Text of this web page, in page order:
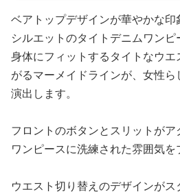
ベアトップデザインが華やかな
シルエットのタイトデニムワンピ
身体にフィットするタイトなウ
がるマーメイドラインが、女性
演出します。
フロントのボタンとスリットが
ワンピースに洗練された雰囲気を
ウエスト切り替えのデザインが